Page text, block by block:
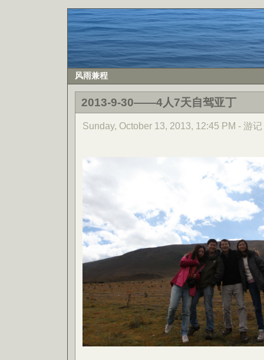
风雨兼程
2013-9-30——4人7天自驾亚丁
Sunday, October 13, 2013, 12:45 PM - 游记